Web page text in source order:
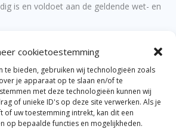
cookietoestemming
te bieden, gebruiken wij technologieën zoals
je apparaat op te slaan en/of te
met deze technologieën kunnen wij
of unieke ID's op deze site verwerken. Als je
of uw toestemming intrekt, kan dit een
op bepaalde functies en mogelijkheden.
is en voldoet aan de geldende wet- en